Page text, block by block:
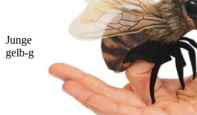
Junge hält Folkmanis Fingerpuppe mini
gelb-grün-blauer Färbung mit langem